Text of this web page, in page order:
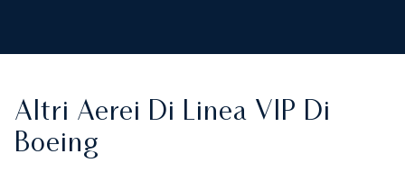
Altri Aerei Di Linea VIP Di
Boeing